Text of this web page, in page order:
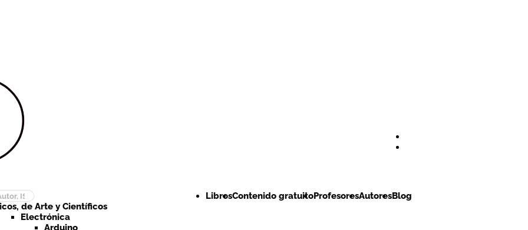
de Arte y Científicos
Electrónica
Arduino
LibrosContenido gratuitoProfesoresAutoresBlog